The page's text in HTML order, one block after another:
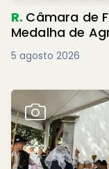
R. Câmara de
Medalha de
5 agosto 2026